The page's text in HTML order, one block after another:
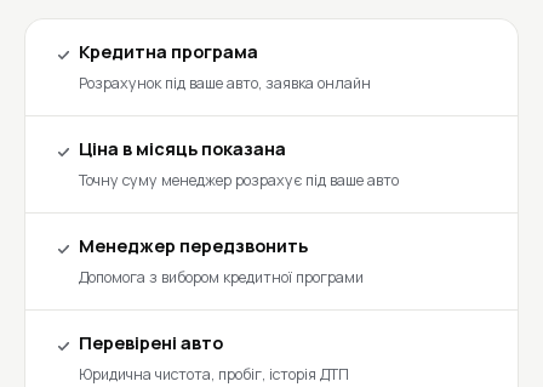
Кредитна програма
Розрахунок під ваше авто, заявка онлайн
Ціна в місяць показана
Точну суму менеджер розрахує під ваше авто
Менеджер передзвонить
Допомога з вибором кредитної програми
Перевірені авто
Юридична чистота, пробіг, історія ДТП